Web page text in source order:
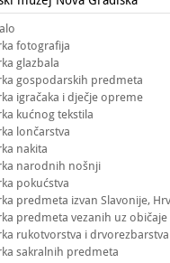
fotografija
glazbala
gospodarskih predmeta
igračaka i dječje opreme
kućnog tekstila
lončarstva
nakita
narodnih nošnji
pokućstva
predmeta izvan Slavonije,
predmeta vezanih uz običaje
rukotvorstva i drvorezbarstva
sakralnih predmeta